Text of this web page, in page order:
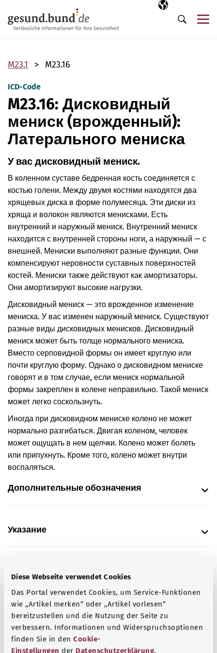
Diese Webseite verwendet Cookies
Das Portal verwendet Cookies, um Service-Funktionen
wie „Artikel merken“ oder „Artikel vorlesen“
bereitzustellen und die Nutzung der Seite zu
verbessern. Informationen und Widerspruchsoptionen
finden Sie in den Cookie-
Einstellungen der Datenschutzerklärung.
Выбранный
RU
Поиск
M23.1 M23.16
ICD-Code
M23.16: Дисковидный
мениск (врожденный):
Латерального мениска
У вас дисковидный мениск.
В коленном суставе бедренная кость соединяется с
костью голени. Между двумя костями находятся два
хрящевых диска в форме полумесяца. Эти диски из
хряща и волокон являются менисками. Есть
внутренний и наружный мениск. Внутренний мениск
находится с внутренней стороны ноги, а наружный — с
внешней. Мениски выполняют разные функции. Они
компенсируют неровности суставных поверхностей
костей. Мениски также действуют как амортизаторы.
Они амортизируют высокие нагрузки.
Дисковидный мениск — это врожденное изменение
мениска. У вас изменен наружный мениск. Существуют
разные виды дисковидных менисков. Дисковидный
мениск может быть толще нормального мениска.
Вместо серповидной формы он имеет круглую или
почти круглую форму. Однако о дисковидном мениске
говорят и в том случае, если мениск нормальной
формы закреплен в колене неправильно. Такой мениск
может легко соскользнуть.
Иногда при дисковидном мениске колено не может
нормально разгибаться. Двигая коленом, человек
может ощущать в нем щелчки. Колено может болеть
или припухнуть. Кроме того, колено может внутри
воспаляться.
Дополнительные обозначения
Указание
Источник
Предоставлено некоммерческой организацией Was
hab’ ich? GmbH по поручению Bundesministerium für
Gesundheit (BMG, Федеральное министерство
здравоохранения).